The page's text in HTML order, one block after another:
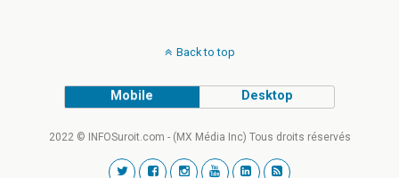
Back to top
Mobile Desktop
2022 © INFOSuroit.com - (MX Média Inc) Tous droits réservés